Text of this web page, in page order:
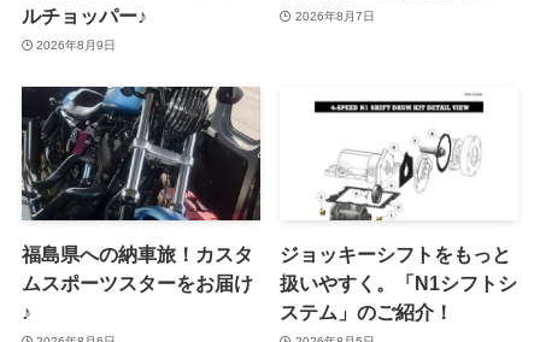
ルチョッパー♪
2026年8月9日
2026年8月7日
福島県への納車旅！カスタ
ムスポーツスターをお届け
♪
ジョッキーシフトをもっと
扱いやすく。「N1シフトシ
ステム」のご紹介！